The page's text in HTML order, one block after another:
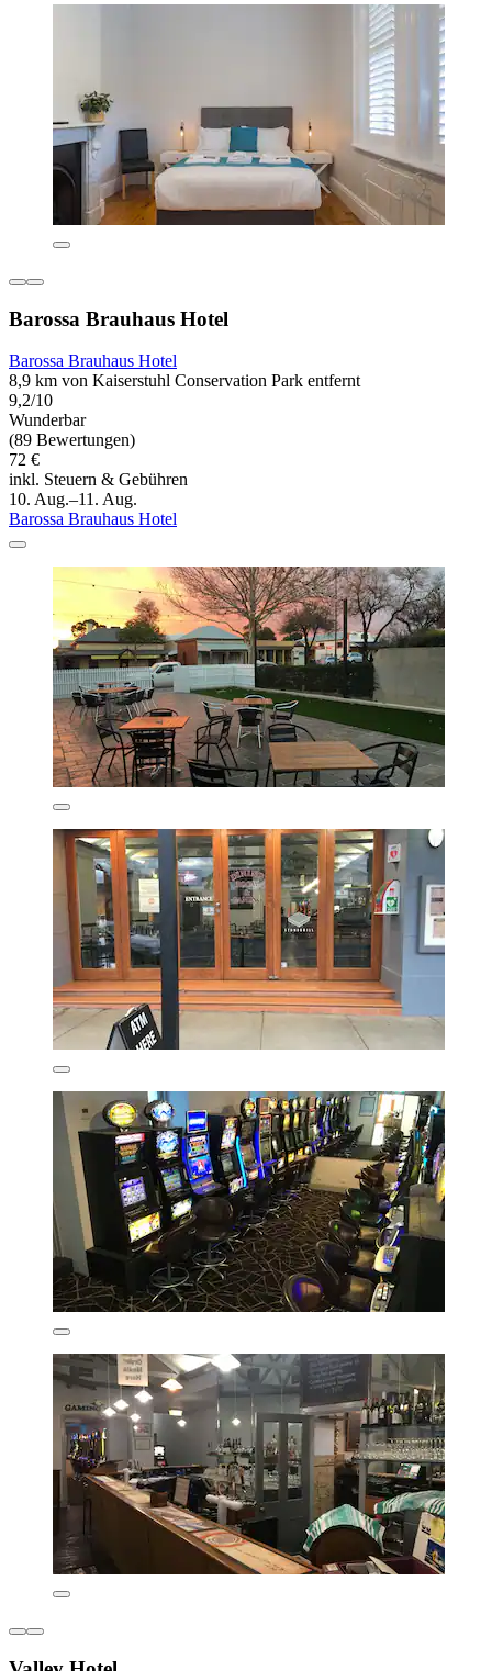
Barossa Brauhaus Hotel
Barossa Brauhaus Hotel
8,9 km von Kaiserstuhl Conservation Park entfernt
9,2/10
Wunderbar
(89 Bewertungen)
72 €
inkl. Steuern & Gebühren
10. Aug.–11. Aug.
Barossa Brauhaus Hotel